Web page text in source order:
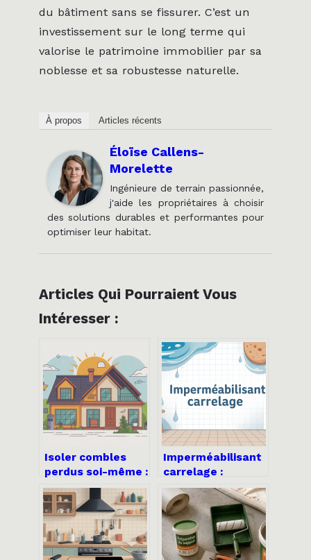
du bâtiment sans se fissurer. C’est un
investissement sur le long terme qui
valorise le patrimoine immobilier par sa
noblesse et sa robustesse naturelle.
À propos Articles récents
Éloïse Callens-
Morelette
Ingénieure de terrain passionnée,
j'aide les propriétaires à choisir
des solutions durables et performantes pour
optimiser leur habitat.
Articles Qui Pourraient Vous
Intéresser :
Isoler combles
perdus soi-même :
méthode, erreurs
à éviter, budget
Imperméabilisant
carrelage :
comment
protéger
durablement vos
sols